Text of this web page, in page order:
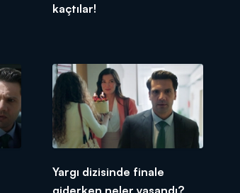
kaçtılar!
Yargı dizisinde finale
giderken neler yaşandı?